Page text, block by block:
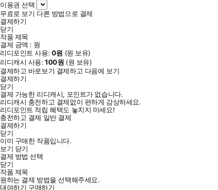
이용권 선택
무료로 보기 다른 방법으로 결제
결제하기
닫기
작품 제목
결제 금액 : 원
리디포인트 사용: 0원 (원 보유)
리디캐시 사용:100원 (원 보유)
결제하고 바로보기 결제하고 다음에 보기
결제하기
닫기
결제 가능한 리디캐시, 포인트가 없습니다.
리디캐시 충전하고 결제없이 편하게 감상하세요.
리디포인트 적립 혜택도 놓치지 마세요!
충전하고 결제 일반 결제
결제하기
닫기
이미 구매한 작품입니다.
보기 닫기
결제 방법 선택
닫기
작품 제목
원하는 결제 방법을 선택해주세요.
대여하기 구매하기